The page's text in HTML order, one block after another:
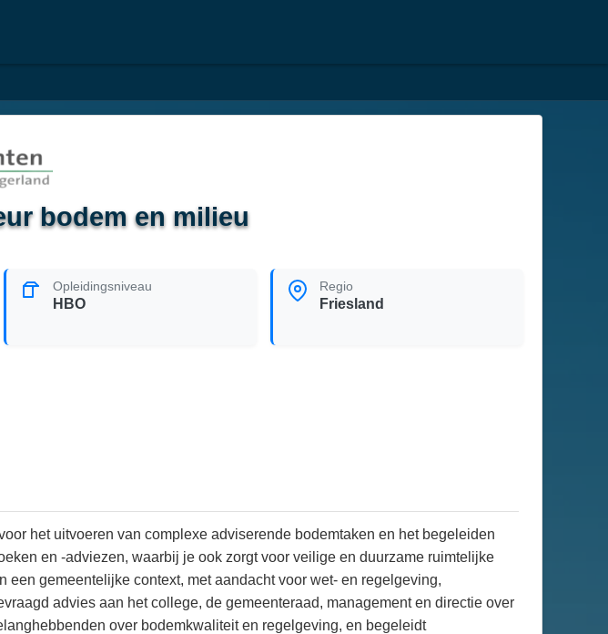
bodem en milieu
Opleidingsniveau
HBO
Regio
Friesland
het uitvoeren van complexe adviserende bodemtaken en het begeleiden
en -adviezen, waarbij je ook zorgt voor veilige en duurzame ruimtelijke
gemeentelijke context, met aandacht voor wet- en regelgeving,
advies aan het college, de gemeenteraad, management en directie over
over bodemkwaliteit en regelgeving, en begeleidt